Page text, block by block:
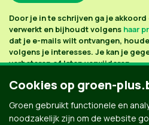
Door je in te schrijven ga je
verwerkt en bijhoudt volgens haar
dat je e-mails wilt ontvangen,
volgens je interesses. Je kan je
verbeteren of laten verwijderen.
Cookies op groen-
Groen gebruikt functionele en
noodzakelijk zijn om de website